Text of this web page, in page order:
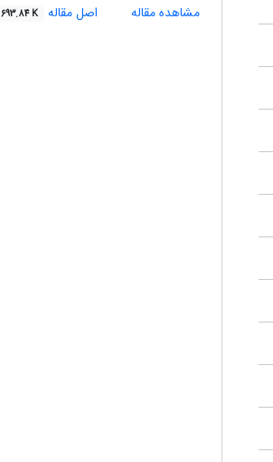
مشاهده مقاله
اصل مقاله 693.84 K